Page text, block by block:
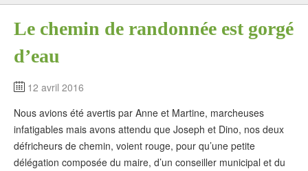
Agenda 2026
Contact
Le chemin de randonnée est gorgé
d’eau
12 avril 2016
Nous avions été avertis par Anne et Martine, marcheuses
infatigables mais avons attendu que Joseph et Dino, nos deux
défricheurs de chemin, voient rouge, pour qu’une petite
délégation composée du maire, d’un conseiller municipal et du